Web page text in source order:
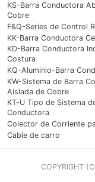
KS-Barra Conductora
Cobre
F&Q-Series de Control
KK-Barra Conductora
KD-Barra Conductora
Costura
KQ-Aluminio-Barra
KW-Sistema de Barra
Aislada de Cobre
KT-U Tipo de Sistema
Conductora
Colector de Corriente
Cable de carro
COPYRIGHT